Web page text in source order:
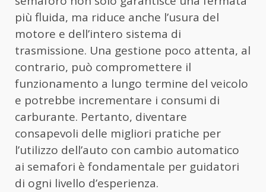
più fluida, ma riduce anche l’usura del
motore e dell’intero sistema di
trasmissione. Una gestione poco attenta, al
contrario, può compromettere il
funzionamento a lungo termine del veicolo
e potrebbe incrementare i consumi di
carburante. Pertanto, diventare
consapevoli delle migliori pratiche per
l’utilizzo dell’auto con cambio automatico
ai semafori è fondamentale per guidatori
di ogni livello d’esperienza.